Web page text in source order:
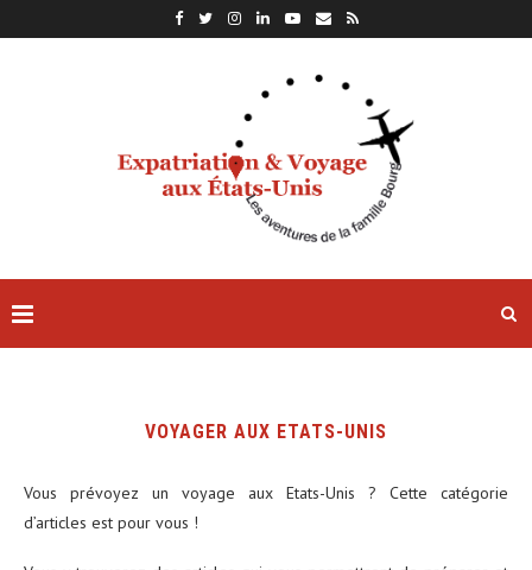
VOYAGER AUX ETATS-UNIS
Vous prévoyez un voyage aux Etats-Unis ? Cette catégorie
d’articles est pour vous !